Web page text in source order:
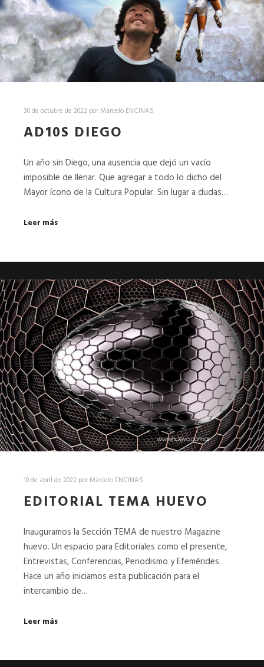
30 de octubre de 2022 porMarcelo ENCINAS
AD10S DIEGO
Un año sin Diego, una ausencia que dejó un vacío
imposible de llenar. Que agregar a todo lo dicho del
Mayor ícono de la Cultura Popular. Sin lugar a dudas…
Leer más
10 de abril de 2022 porMarcelo ENCINAS
EDITORIAL TEMA HUEVO
Inauguramos la Sección TEMA de nuestro Magazine
huevo. Un espacio para Editoriales como el presente,
Entrevistas, Conferencias, Periodismo y Efemérides.
Hace un año iniciamos esta publicación para el
intercambio de…
Leer más